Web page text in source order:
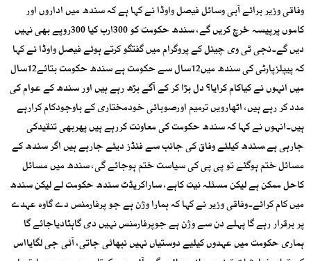
وفاقی وزیر برائے آبی وسائل فیصل واوڈا نے کہا ہے کہ سندھ میں اداروں اور
کاموں پرپیسہ خرچ کریں گے، سندھ حکومت کو 300ارب کیا 300روپے بھی نہیں
دیں گے۔نجی ٹی وی چینل کے پروگرام میں گفتگو کرتے ہوئے فیصل واوڈا نے کہا
کہ پیپلزپارٹی کی سندھ میں12سال سے حکومت ہے سندھ حکومت بتائے12سال
میں انہوں نے کیاکام کرایا؟ دل بڑا کر کے آگے بڑھ رہے ہیں اور سندھ کے عوام کی
مدد کر رہے ہیں، اٹھارویں ترمیم اورصوبائی خودمختاری کے باوجودکام کرارہے
ہیں۔انہوں نے کہا کہ سندھ حکومت کی معاونت کررہے ہیں پھربھی تنقیدکی
جارہی ہے،سندھ کیلئے وفاق کی جانب سے فنڈز دیئے جارہے ہیں اگر سندھ کے
مسائل ختم ہوگئے تو پی پی کی سیاست ختم ہوجائے گی، سندھ میں مسائل
کاحل ممکن ہے لیکن مسئلہ نیت کاہے، ساراکریڈٹ سندھ حکومت لے لیکن سندھ
میں کام کرائے۔وفاقی وزیر نے کہا کہ ہمارا وژن ہے جو پرفارمنس دے گاوہ عہدے
پر برقرار رہے گا پہلے دن سے وژن ہے جوپرفارمنس نہیں دی گاہٹادیاجائے گا
ہماری حکومت میں عہدوں کیلیے دوستیاں نہیں نبھائی جاتی، آئی جی لگایااس